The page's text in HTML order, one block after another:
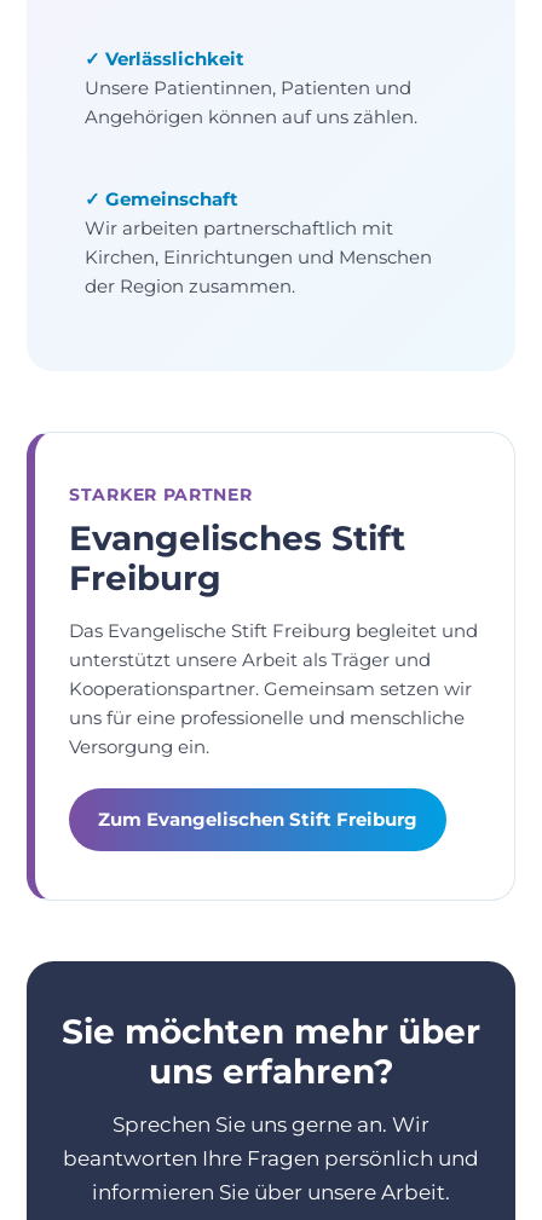
✓ Verlässlichkeit
Unsere Patientinnen, Patienten und
Angehörigen können auf uns zählen.
✓ Gemeinschaft
Wir arbeiten partnerschaftlich mit
Kirchen, Einrichtungen und Menschen
der Region zusammen.
STARKER PARTNER
Evangelisches Stift
Freiburg
Das Evangelische Stift Freiburg begleitet und
unterstützt unsere Arbeit als Träger und
Kooperationspartner. Gemeinsam setzen wir
uns für eine professionelle und menschliche
Versorgung ein.
Zum Evangelischen Stift Freiburg
Sie möchten mehr über
uns erfahren?
Sprechen Sie uns gerne an. Wir
beantworten Ihre Fragen persönlich und
informieren Sie über unsere Arbeit.